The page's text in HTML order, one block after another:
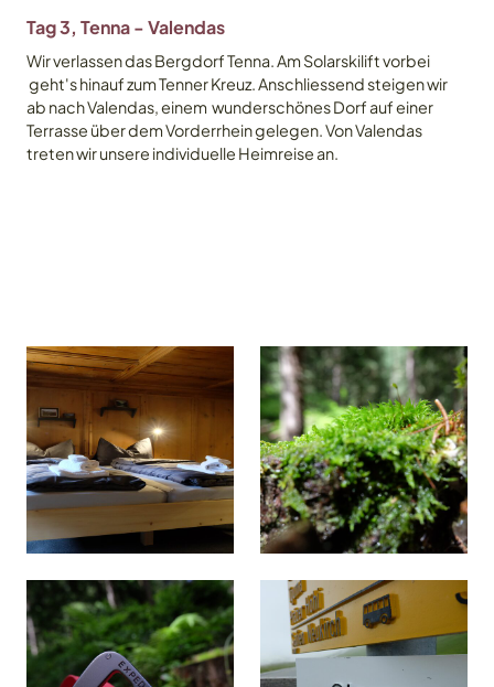
Angebot
Angebot
Galerie
Tag 3, Tenna - Valendas
Wir verlassen das Bergdorf Tenna. Am Solarskilift vorbei
geht's hinauf zum Tenner Kreuz. Anschliessend steigen wir
ab nach Valendas, einem wunderschönes Dorf auf einer
Terrasse über dem Vorderrhein gelegen. Von Valendas
treten wir unsere individuelle Heimreise an.